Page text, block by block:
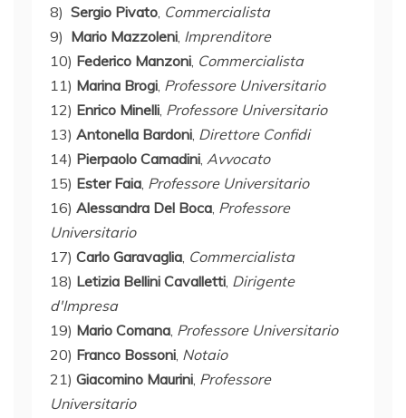
8) Sergio Pivato, Commercialista
9) Mario Mazzoleni, Imprenditore
10) Federico Manzoni, Commercialista
11) Marina Brogi, Professore Universitario
12) Enrico Minelli, Professore Universitario
13) Antonella Bardoni, Direttore Confidi
14) Pierpaolo Camadini, Avvocato
15) Ester Faia, Professore Universitario
16) Alessandra Del Boca, Professore
Universitario
17) Carlo Garavaglia, Commercialista
18) Letizia Bellini Cavalletti, Dirigente
d'Impresa
19) Mario Comana, Professore Universitario
20) Franco Bossoni, Notaio
21) Giacomino Maurini, Professore
Universitario